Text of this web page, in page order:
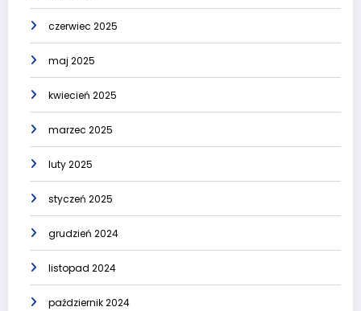
czerwiec 2025
maj 2025
kwiecień 2025
marzec 2025
luty 2025
styczeń 2025
grudzień 2024
listopad 2024
październik 2024